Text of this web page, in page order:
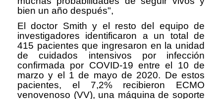
bien un año después",
El doctor Smith y el resto del equipo de
investigadores identificaron a un total de
415 pacientes que ingresaron en la unidad
de cuidados intensivos por infección
confirmada por COVID-19 entre el 10 de
marzo y el 1 de mayo de 2020. De estos
pacientes, el 7,2% recibieron ECMO
venovenoso (VV), una máquina de soporte